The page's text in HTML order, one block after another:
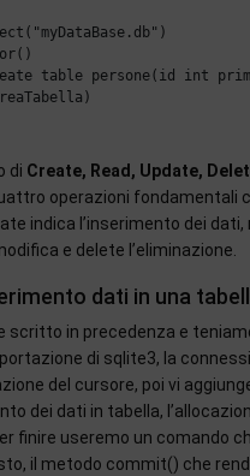
table persone(id int
di Create, Read, Update,
operazioni fondamentali
indica l’inserimento dei dati,
e delete l’eliminazione.
dati in una
scritto in precedenza e
di sqlite3, la
del cursore, poi vi
dei dati in tabella,
finire useremo un comando
il metodo commit() che